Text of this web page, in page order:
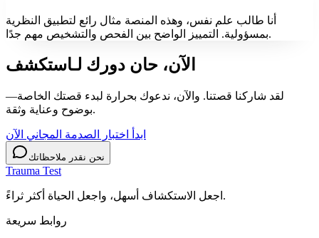
أنا طالب علم نفس، وهذه المنصة مثال رائع لتطبيق النظرية
بمسؤولية. التمييز الواضح بين الفحص والتشخيص مهم جدًا.
الآن، حان دورك لـاستكشف
لقد شاركنا قصتنا. والآن، ندعوك بحرارة لبدء قصتك الخاصة—
بوضوح وعناية وثقة.
ابدأ اختبار الصدمة المجاني الآن
نحن نقدر ملاحظاتك
Trauma Test
اجعل الاستكشاف أسهل، واجعل الحياة أكثر ثراءً.
روابط سريعة